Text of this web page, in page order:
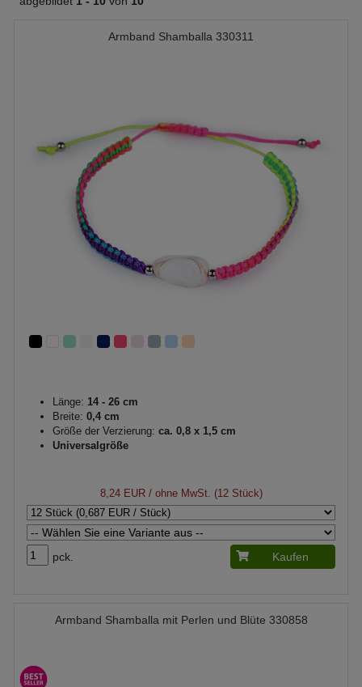
Armband Shamballa 330311
Länge: 14 - 26 cm
Breite: 0,4 cm
Größe der Verzierung: ca. 0,8 x 1,5 cm
Universalgröße
8,24 EUR/ ohne MwSt. (12 Stück)
pck. Kaufen
Armband Shamballa mit Perlen und Blüte 330858